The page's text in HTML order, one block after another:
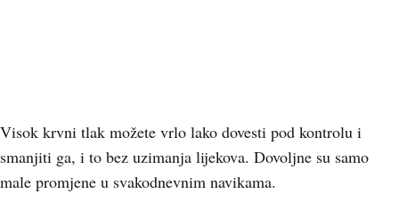
Visok krvni tlak možete vrlo lako dovesti pod kontrolu i
smanjiti ga, i to bez uzimanja lijekova. Dovoljne su samo
male promjene u svakodnevnim navikama.